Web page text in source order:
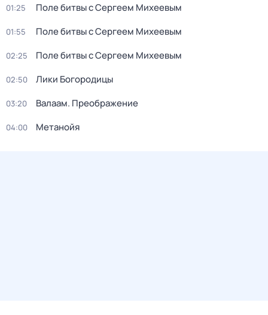
01:25 Поле битвы с Сергеем Михеевым
01:55 Поле битвы с Сергеем Михеевым
02:25 Поле битвы с Сергеем Михеевым
02:50 Лики Богородицы
03:20 Валаам. Преображение
04:00 Метанойя